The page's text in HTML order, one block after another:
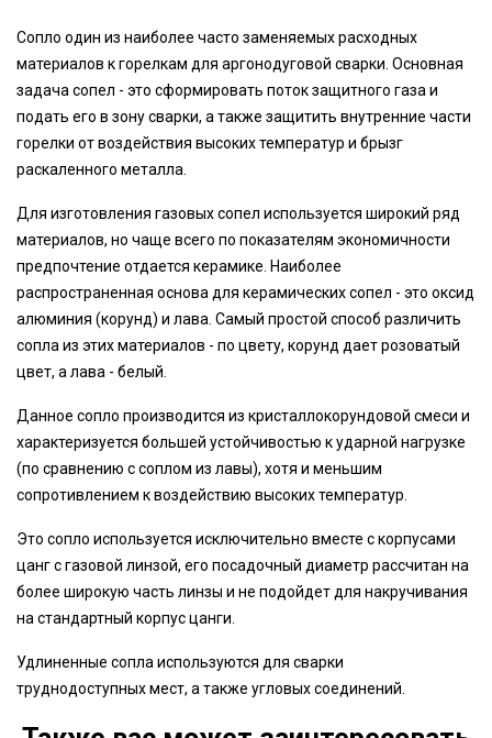
Сопло один из наиболее часто заменяемых расходных
материалов к горелкам для аргонодуговой сварки. Основная
задача сопел - это сформировать поток защитного газа и
подать его в зону сварки, а также защитить внутренние части
горелки от воздействия высоких температур и брызг
раскаленного металла.
Для изготовления газовых сопел используется широкий ряд
материалов, но чаще всего по показателям экономичности
предпочтение отдается керамике. Наиболее
распространенная основа для керамических сопел - это оксид
алюминия (корунд) и лава. Самый простой способ различить
сопла из этих материалов - по цвету, корунд дает розоватый
цвет, а лава - белый.
Данное сопло производится из кристаллокорундовой смеси и
характеризуется большей устойчивостью к ударной нагрузке
(по сравнению с соплом из лавы), хотя и меньшим
сопротивлением к воздействию высоких температур.
Это сопло используется исключительно вместе с корпусами
цанг с газовой линзой, его посадочный диаметр рассчитан на
более широкую часть линзы и не подойдет для накручивания
на стандартный корпус цанги.
Удлиненные сопла используются для сварки
труднодоступных мест, а также угловых соединений.